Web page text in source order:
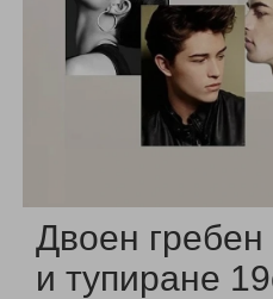
Двоен
и тупиране